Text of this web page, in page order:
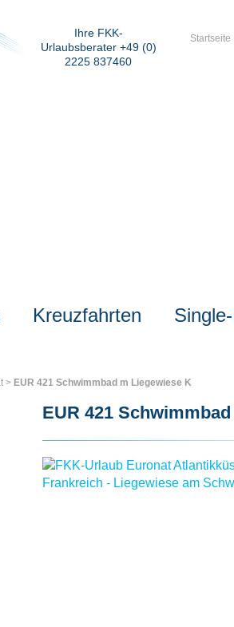
Ihre FKK-
Urlaubsberater +49 (0)
2225 837460
Startseite
Kreuzfahrten
> EUR 421 Schwimmbad m Liegewiese K
EUR 421